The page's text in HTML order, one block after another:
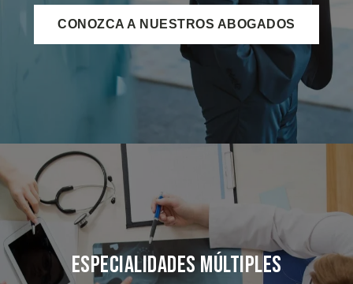
CONOZCA A NUESTROS ABOGADOS
Especialidades Múltiples